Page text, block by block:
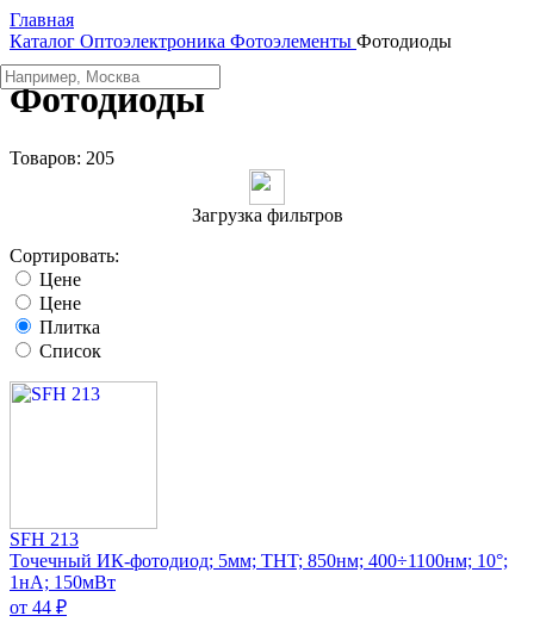
Главная
Каталог Oптоэлектроника Фотоэлементы Фотодиоды
Фотодиоды
Товаров: 205
Загрузка фильтров
Сортировать:
Цене
Цене
Плитка
Список
SFH 213
Точечный ИК-фотодиод; 5мм; THT; 850нм; 400÷1100нм; 10°;
1нА; 150мВт
от 44 ₽